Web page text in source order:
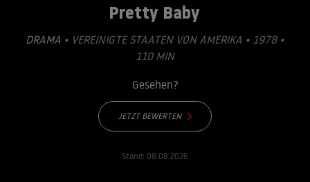
Pretty Baby
DRAMA • VEREINIGTE STAATEN VON AMERIKA • 1978 •
110 MIN
Gesehen?
JETZT BEWERTEN
Stand: 08.08.2026